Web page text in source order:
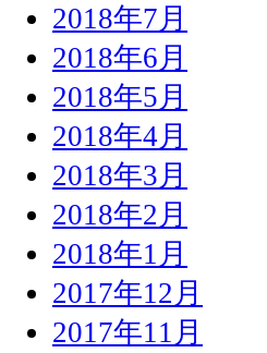
2018年7月
2018年6月
2018年5月
2018年4月
2018年3月
2018年2月
2018年1月
2017年12月
2017年11月